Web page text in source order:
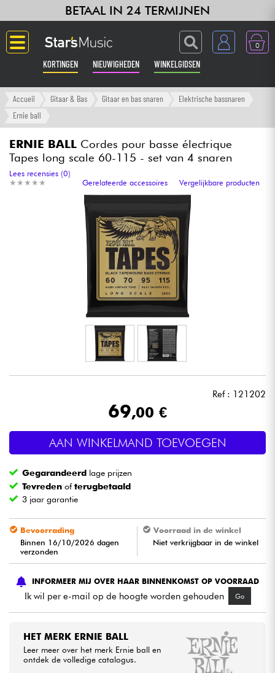
BETAAL IN 24 TERMIJNEN
0
KORTINGEN NIEUWIGHEDEN WINKELGIDSEN
Langue
Versterker & Effecten
Synths & samplers
Home-studio
Hoofdtelefoon
Drums & percussie
Blaasinstrument
Kinderen
Kabels & toebehoren
HiFi
Accueil Gitaar & Bas Gitaar en bas snaren
Elektrische bassnaren
Ernie ball
ERNIE BALL Cordes pour basse électrique
Tapes long scale 60-115 - set van 4 snaren
★ ★ ★ ★ ★
★ ★ ★ ★ ★
Lees recensies (0)
Gerelateerde accessoires
Vergelijkbare producten
Ref : 121202
69,00 €
AAN WINKELMAND TOEVOEGEN
Gegarandeerd lage prijzen
Tevreden ofterugbetaald
3 jaar garantie
Bevoorrading
Binnen 16/10/2026 dagen
verzonden
Voorraad in de winkel
Niet verkrijgbaar in de winkel
INFORMEER MIJ OVER HAAR BINNENKOMST OP VOORRAAD
Ik wil per e-mail op de hoogte worden gehouden Go
HET MERK ERNIE BALL
Leer meer over het merk Ernie ball en
ontdek de volledige catalogus.